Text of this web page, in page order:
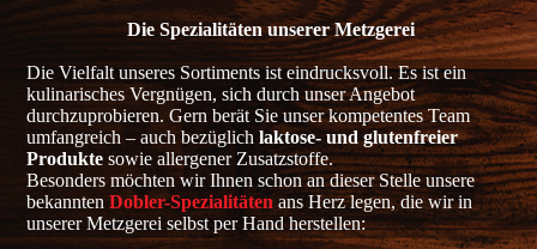
Die Spezialitäten unserer Metzgerei
Die Vielfalt unseres Sortiments ist eindrucksvoll. Es ist ein
kulinarisches Vergnügen, sich durch unser Angebot
durchzuprobieren. Gern berät Sie unser kompetentes Team
umfangreich – auch bezüglichlaktose- und glutenfreier
Produkte sowie allergener Zusatzstoffe.
Besonders möchten wir Ihnen schon an dieser Stelle unsere
bekanntenDobler-Spezialitäten ans Herz legen, die wir in
unserer Metzgerei selbst per Hand herstellen: